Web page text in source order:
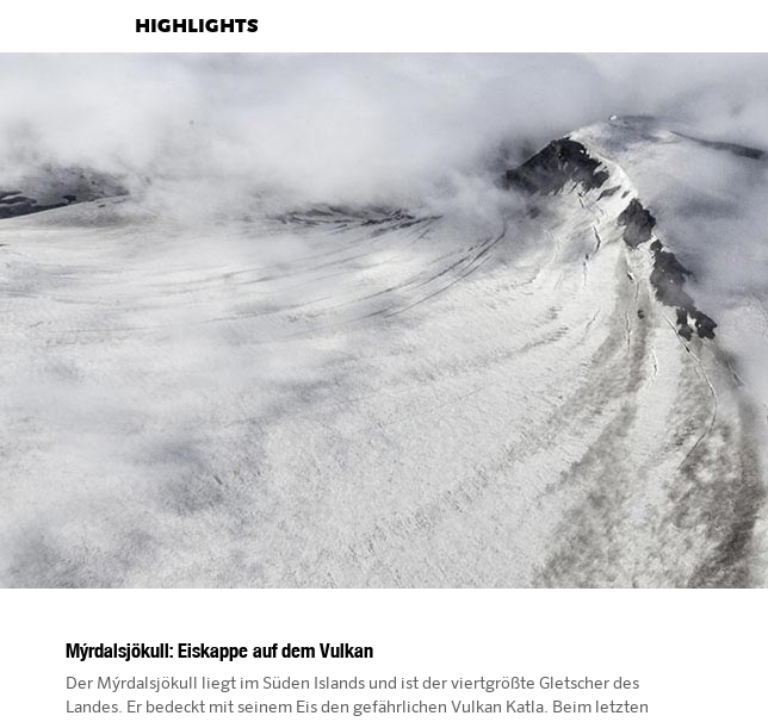
HIGHLIGHTS
Mýrdalsjökull: Eiskappe auf dem Vulkan
Der Mýrdalsjökull liegt im Süden Islands und ist der viertgrößte Gletscher des
Landes. Er bedeckt mit seinem Eis den gefährlichen Vulkan Katla. Beim letzten